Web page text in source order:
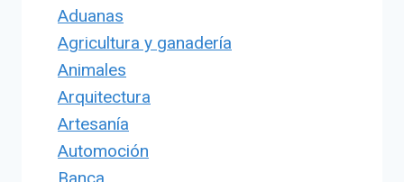
Aduanas
Agricultura y ganadería
Animales
Arquitectura
Artesanía
Automoción
Banca